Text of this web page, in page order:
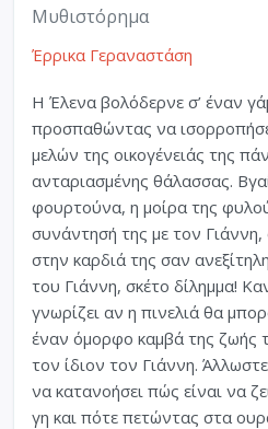
Μυθιστόρημα
Έρρικα Γεραναστάση
Η Έλενα βολόδερνε σ’ έναν
προσπαθώντας να
μελών της οικογένειάς της
ανταριασμένης θάλασσας.
φουρτούνα, η μοίρα της
συνάντησή της με τον
στην καρδιά της σαν
του Γιάννη, σκέτο δίλημμα!
γνωρίζει αν η πινελιά θα
έναν όμορφο καμβά της ζωής
τον ίδιον τον Γιάννη.
να κατανοήσει πώς είναι να
γη και πότε πετώντας στα